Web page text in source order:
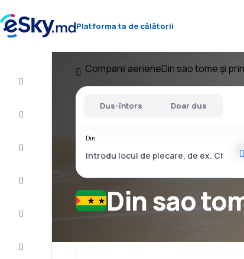
Platforma ta de călătorii
Inspiraţie şi
Companii aerieneDin sao tome și
Din sao
Dus-întors Doar dus
Din